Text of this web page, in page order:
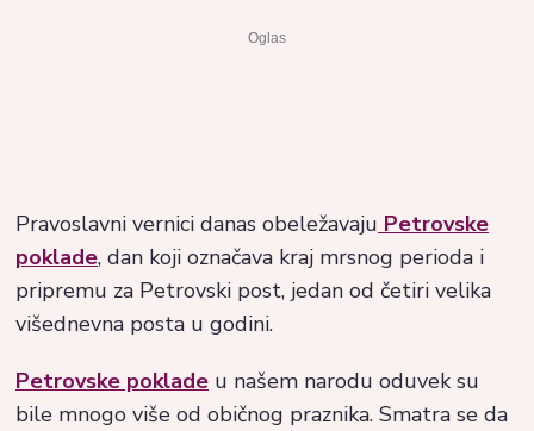
Pravoslavni vernici danas obeležavaju Petrovske
poklade, dan koji označava kraj mrsnog perioda i
pripremu za Petrovski post, jedan od četiri velika
višednevna posta u godini.
Petrovske poklade u našem narodu oduvek su
bile mnogo više od običnog praznika. Smatra se da